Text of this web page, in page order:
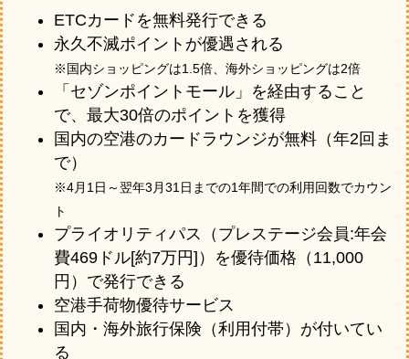
ETCカードを無料発行できる
永久不滅ポイントが優遇される
※国内ショッピングは1.5倍、海外ショッピングは2倍
「セゾンポイントモール」を経由すること
で、最大30倍のポイントを獲得
国内の空港のカードラウンジが無料（年2回ま
で）
※4月1日～翌年3月31日までの1年間での利用回数でカウン
ト
プライオリティパス（プレステージ会員:年会
費469ドル[約7万円]）を優待価格（11,000
円）で発行できる
空港手荷物優待サービス
国内・海外旅行保険（利用付帯）が付いてい
る